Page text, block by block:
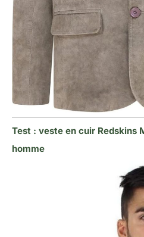
Test : veste en cuir Redskins
homme